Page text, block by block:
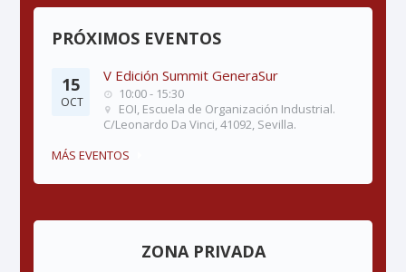
PRÓXIMOS EVENTOS
15
OCT
V Edición Summit GeneraSur
10:00 - 15:30
EOI, Escuela de Organización Industrial.
C/Leonardo Da Vinci, 41092, Sevilla.
MÁS EVENTOS
ZONA PRIVADA